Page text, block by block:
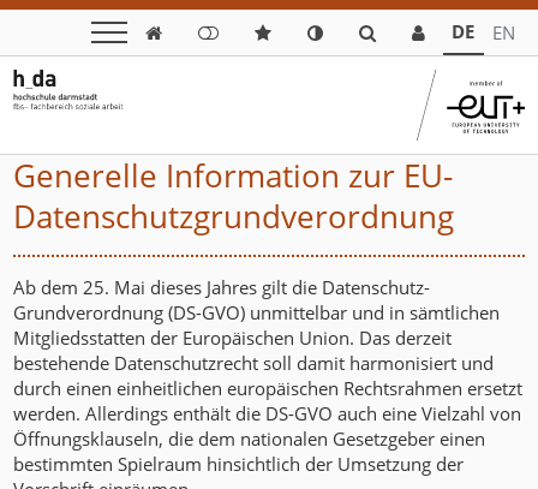
 DE EN
Generelle Information zur EU-
Datenschutzgrundverordnung
Ab dem 25. Mai dieses Jahres gilt die Datenschutz-
Grundverordnung (DS-GVO) unmittelbar und in sämtlichen
Mitgliedsstatten der Europäischen Union. Das derzeit
bestehende Datenschutzrecht soll damit harmonisiert und
durch einen einheitlichen europäischen Rechtsrahmen ersetzt
werden. Allerdings enthält die DS-GVO auch eine Vielzahl von
Öffnungsklauseln, die dem nationalen Gesetzgeber einen
bestimmten Spielraum hinsichtlich der Umsetzung der